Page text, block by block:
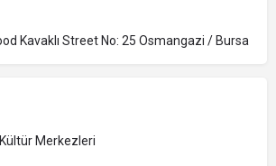
Kavaklı Street No: 25 Osmangazi / Bursa
Merkezleri